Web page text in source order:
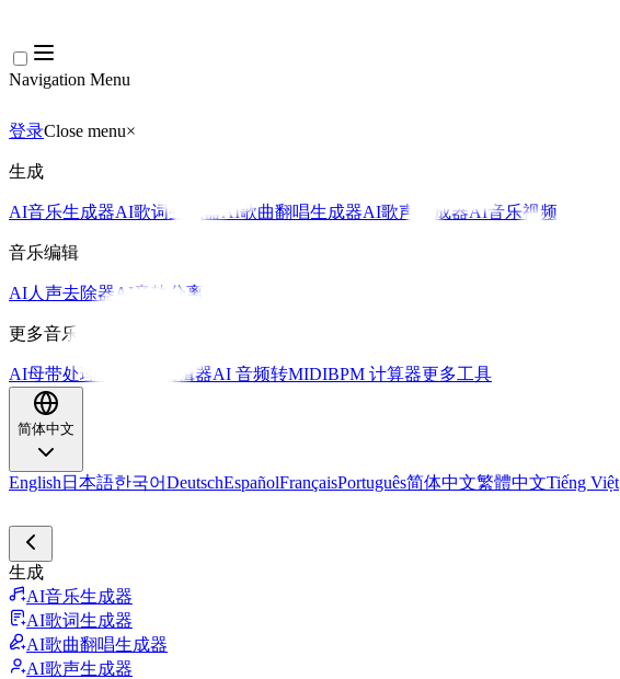
Navigation Menu
登录Close menu×
生成
AI音乐生成器AI歌词生成器 AI歌曲翻唱生成器AI歌声生成器AI音乐视频
音乐编辑
AI人声去除器 AI音轨分离
更多音乐工具
AI母带处理 AI MIDI编辑器AI 音频转MIDIBPM 计算器更多工具
简体中文
English 日本語한국어DeutschEspañolFrançaisPortuguês简体中文繁體中文Tiếng Việt
生成
AI音乐生成器
AI歌词生成器
AI歌曲翻唱生成器
AI歌声生成器